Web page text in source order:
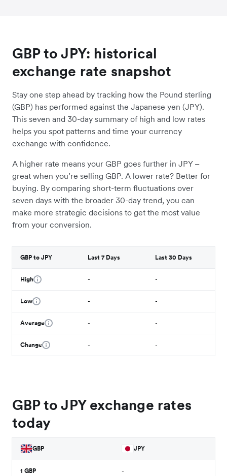
GBP to JPY: historical
exchange rate snapshot
Stay one step ahead by tracking how the Pound sterling
(GBP) has performed against the Japanese yen (JPY).
This seven and 30-day summary of high and low rates
helps you spot patterns and time your currency
exchange with confidence.
A higher rate means your GBP goes further in JPY –
great when you’re selling GBP. A lower rate? Better for
buying. By comparing short-term fluctuations over
seven days with the broader 30-day trend, you can
make more strategic decisions to get the most value
from your conversion.
GBP to JPY Last 7 Days Last 30 Days
High - -
Low - -
Average - -
Change - -
GBP to JPY exchange rates
today
GBP JPY
1 GBP -